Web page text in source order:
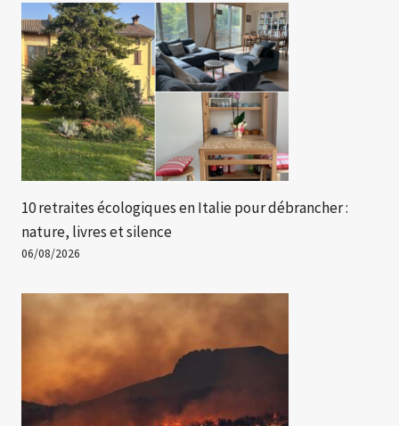
10 retraites écologiques en Italie pour débrancher :
nature, livres et silence
06/08/2026